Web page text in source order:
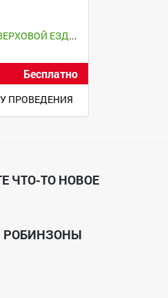
ФАВОРИТ ШКОЛА ВЕРХОВОЙ ЕЗДЫ Липецк
Бесплатно
ПРОВЕДЕНИЯ
ЧТО-ТО НОВОЕ